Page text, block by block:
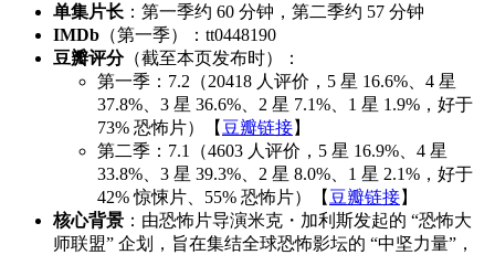
单集片长 ：第一季约 60 分钟，第二季约 57 分钟
IMDb （第一季）：tt0448190
豆瓣评分（截至本页发布时）：
第一季：7.2（20418 人评价，5 星 16.6%、4 星
37.8%、3 星 36.6%、2 星 7.1%、1 星 1.9%，好于
73% 恐怖片）【 豆瓣链接】
第二季：7.1（4603 人评价，5 星 16.9%、4 星
33.8%、3 星 39.3%、2 星 8.0%、1 星 2.1%，好于
42% 惊悚片、55% 恐怖片）【 豆瓣链接】
核心背景 ：由恐怖片导演米克・加利斯发起的 “恐怖大
师联盟” 企划，旨在集结全球恐怖影坛的 “中坚力量”，